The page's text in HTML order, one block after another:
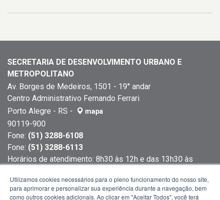
SECRETARIA DE DESENVOLVIMENTO URBANO E
METROPOLITANO
Av. Borges de Medeiros, 1501 - 19° andar
Centro Administrativo Fernando Ferrari
Porto Alegre - RS -
mapa
90119-900
Fone: (51) 3288-6108
Fone: (51) 3288-6113
Horários de atendimento: 8h30 às 12h e das 13h30 às
Utilizamos cookies necessários para o pleno funcionamento do nosso site,
para aprimorar e personalizar sua experiência durante a navegação, bem
como outros cookies adicionais. Ao clicar em "Aceitar Todos", você terá